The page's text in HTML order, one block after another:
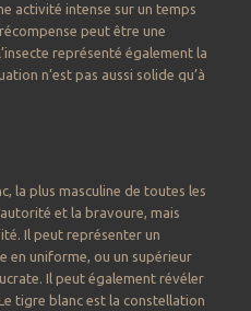
activité intense sur un temps
peut être une
représenté également la
n’est pas aussi solide qu’à
la plus masculine de toutes les
et la bravoure, mais
Il peut représenter un
en uniforme, ou un supérieur
Il peut également révéler
tigre blanc est la constellation